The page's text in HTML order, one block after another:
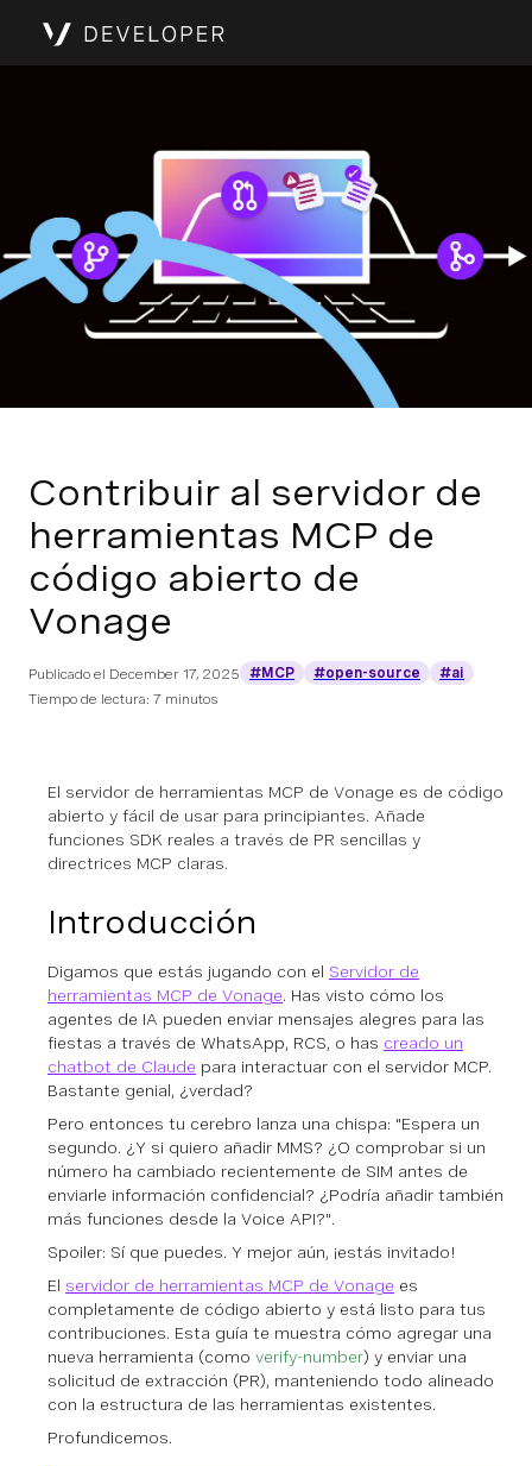
Contribuir al servidor de
herramientas MCP de
código abierto de
Vonage
Publicado el December 17, 2025 #MCP #open-source
#ai
Tiempo de lectura: 7 minutos
El servidor de herramientas MCP de Vonage es de código
abierto y fácil de usar para principiantes. Añade
funciones SDK reales a través de PR sencillas y
directrices MCP claras.
Introducción
Digamos que estás jugando con el Servidor de
herramientas MCP de Vonage. Has visto cómo los
agentes de IA pueden enviar mensajes alegres para las
fiestas a través de WhatsApp, RCS, o has creado un
chatbot de Claude para interactuar con el servidor MCP.
Bastante genial, ¿verdad?
Pero entonces tu cerebro lanza una chispa: "Espera un
segundo. ¿Y si quiero añadir MMS? ¿O comprobar si un
número ha cambiado recientemente de SIM antes de
enviarle información confidencial? ¿Podría añadir también
más funciones desde la Voice API?".
Spoiler: Sí que puedes. Y mejor aún, ¡estás invitado!
El servidor de herramientas MCP de Vonage es
completamente de código abierto y está listo para tus
contribuciones. Esta guía te muestra cómo agregar una
nueva herramienta (como verify-number) y enviar una
solicitud de extracción (PR), manteniendo todo alineado
con la estructura de las herramientas existentes.
Profundicemos.